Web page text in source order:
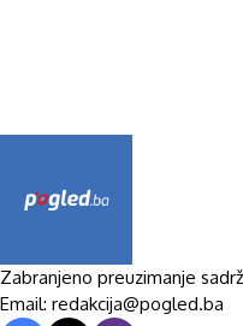
Zabranjeno preuzimanje
Email: redakcija@pogled.ba